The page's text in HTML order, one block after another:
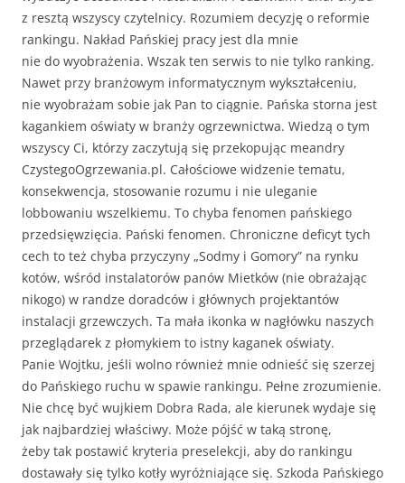
z resztą wszyscy czytelnicy. Rozumiem decyzję o reformie
rankingu. Nakład Pańskiej pracy jest dla mnie
nie do wyobrażenia. Wszak ten serwis to nie tylko ranking.
Nawet przy branżowym informatycznym wykształceniu,
nie wyobrażam sobie jak Pan to ciągnie. Pańska storna jest
kagankiem oświaty w branży ogrzewnictwa. Wiedzą o tym
wszyscy Ci, którzy zaczytują się przekopując meandry
CzystegoOgrzewania.pl. Całościowe widzenie tematu,
konsekwencja, stosowanie rozumu i nie uleganie
lobbowaniu wszelkiemu. To chyba fenomen pańskiego
przedsięwzięcia. Pański fenomen. Chroniczne deficyt tych
cech to też chyba przyczyny „Sodmy i Gomory” na rynku
kotów, wśród instalatorów panów Mietków (nie obrażając
nikogo) w randze doradców i głównych projektantów
instalacji grzewczych. Ta mała ikonka w nagłówku naszych
przeglądarek z płomykiem to istny kaganek oświaty.
Panie Wojtku, jeśli wolno również mnie odnieść się szerzej
do Pańskiego ruchu w spawie rankingu. Pełne zrozumienie.
Nie chcę być wujkiem Dobra Rada, ale kierunek wydaje się
jak najbardziej właściwy. Może pójść w taką stronę,
żeby tak postawić kryteria preselekcji, aby do rankingu
dostawały się tylko kotły wyróżniające się. Szkoda Pańskiego